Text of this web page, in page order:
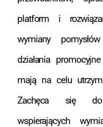
platform i
wymiany
działania
mają na celu
Zachęca się do
wspierających